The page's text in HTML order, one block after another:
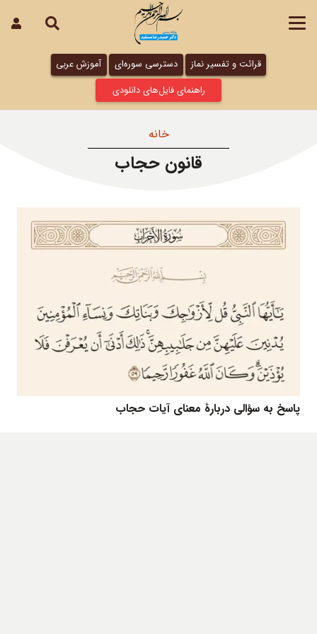
قرائت و تفسیر نماز دسترسی سوره‌ای
آموزش عربی
راهنمای فایل‌های دانلودی
خانه
قانون حجاب
پاسخ به سؤالی دربارۀ معنای آیات حجاب